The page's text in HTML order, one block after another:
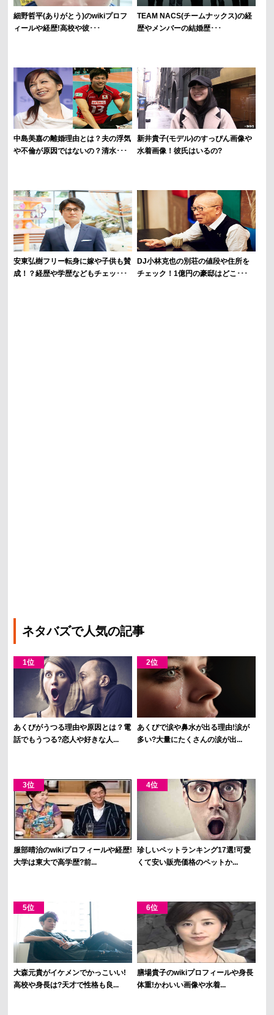
細野哲平(ありがとう)のwikiプロフ
ィールや経歴!高校や彼･･･
TEAM NACS(チームナックス)の経
歴やメンバーの結婚歴･･･
中島美嘉の離婚理由とは？夫の浮気
や不倫が原因ではないの？清水･･･
新井貴子(モデル)のすっぴん画像や
水着画像！彼氏はいるの?
安東弘樹フリー転身に嫁や子供も賛
成！？経歴や学歴などもチェッ･･･
DJ小林克也の別荘の値段や住所を
チェック！1億円の豪邸はどこ･･･
ネタバズで人気の記事
あくびがうつる理由や原因とは？電
話でもうつる?恋人や好きな人...
あくびで涙や鼻水が出る理由!涙が
多い?大量にたくさんの涙が出...
服部晴治のwikiプロフィールや経歴!
大学は東大で高学歴?前...
珍しいペットランキング17選!可愛
くて安い販売価格のペットか...
大森元貴がイケメンでかっこいい!
高校や身長は?天才で性格も良...
膳場貴子のwikiプロフィールや身長
体重!かわいい画像や水着...